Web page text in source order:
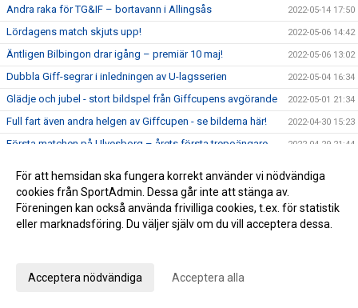
Andra raka för TG&IF – bortavann i Allingsås 2022-05-14 17:50
Lördagens match skjuts upp! 2022-05-06 14:42
Äntligen Bilbingon drar igång – premiär 10 maj! 2022-05-06 13:02
Dubbla Giff-segrar i inledningen av U-lagsserien 2022-05-04 16:34
Glädje och jubel - stort bildspel från Giffcupens avgörande 2022-05-01 21:34
Full fart även andra helgen av Giffcupen - se bilderna här! 2022-04-30 15:23
Första matchen på Ulvesborg – årets första trepoängare 2022-04-29 21:44
Hemmapremiär på riktigt – Åsarp-Trädet kommer till
Ulvesborg
2022-04-24 15:56
Bilder från Giffcupens första helg 2022-04-24 15:50
För att hemsidan ska fungera korrekt använder vi nödvändiga
cookies från SportAdmin. Dessa går inte att stänga av.
Föreningen kan också använda frivilliga cookies, t.ex. för statistik
eller marknadsföring. Du väljer själv om du vill acceptera dessa.
Acceptera nödvändiga Acceptera alla